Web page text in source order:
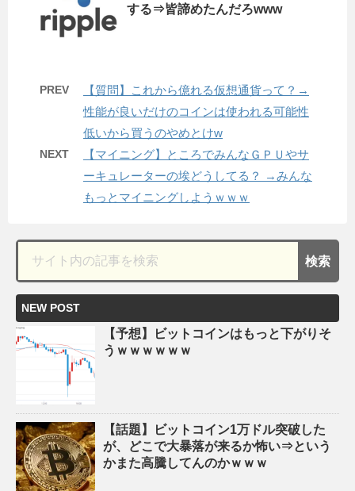
する⇒皆諦めたんだろwww
PREV
【質問】これから億れる仮想通貨って？→
性能が良いだけのコインは使われる可能性
低いから買うのやめとけw
NEXT
【マイニング】ところでみんなＧＰＵやサ
ーキュレーターの埃どうしてる？ →みんな
もっとマイニングしようｗｗｗ
NEW POST
【予想】ビットコインはもっと下がりそ
うｗｗｗｗｗｗ
【話題】ビットコイン1万ドル突破した
が、どこで大暴落が来るか怖い⇒という
かまた高騰してんのかｗｗｗ